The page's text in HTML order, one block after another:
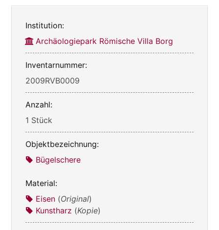
Institution:
Archäologiepark Römische Villa Borg
Inventarnummer:
2009RVB0009
Anzahl:
1 Stück
Objektbezeichnung:
Bügelschere
Material:
Eisen (Original)
Kunstharz (Kopie)